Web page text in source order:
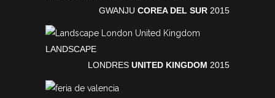
GWANJU COREA DEL SUR 2015
LANDSCAPE
LONDRES UNITED KINGDOM 2015